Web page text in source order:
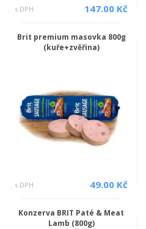
s DPH 147.00 Kč
Brit premium masovka 800g
(kuře+zvěřina)
s DPH 49.00 Kč
Konzerva BRIT Paté & Meat
Lamb (800g)